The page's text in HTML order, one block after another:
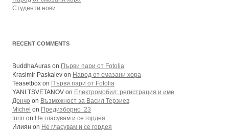
Студенти нови
RECENT COMMENTS
BuddhaAuras on
Първи пари от Fotolia
Krasimir Paskalev on Народ от смазани хора
Teasetbox on
Първи пари от Fotolia
YANI TSVETANOV on Електромобил: регистрация и име
Дончо on Възможност за Васил Терзиев
Michel on
Предизборно ’23
turin on Не гласувам и се гордея
Илиян on Не гласувам и се гордея